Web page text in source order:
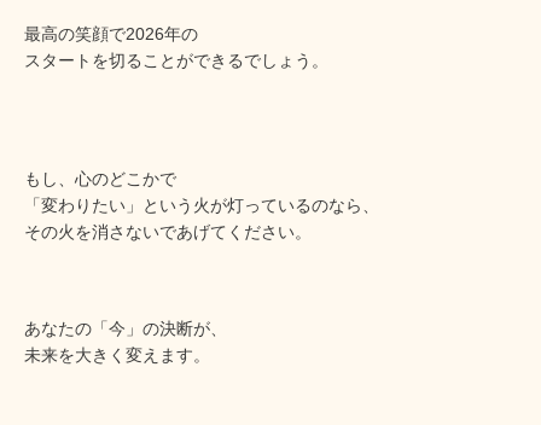
最高の笑顔で2026年の
スタートを切ることができるでしょう。
もし、心のどこかで
「変わりたい」という火が灯っているのなら、
その火を消さないであげてください。
あなたの「今」の決断が、
未来を大きく変えます。